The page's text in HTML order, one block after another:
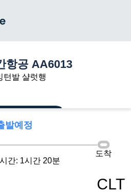
항공 AA6013
턴발 샬럿행
발예정
간: 1시간 20분
도착
CLT